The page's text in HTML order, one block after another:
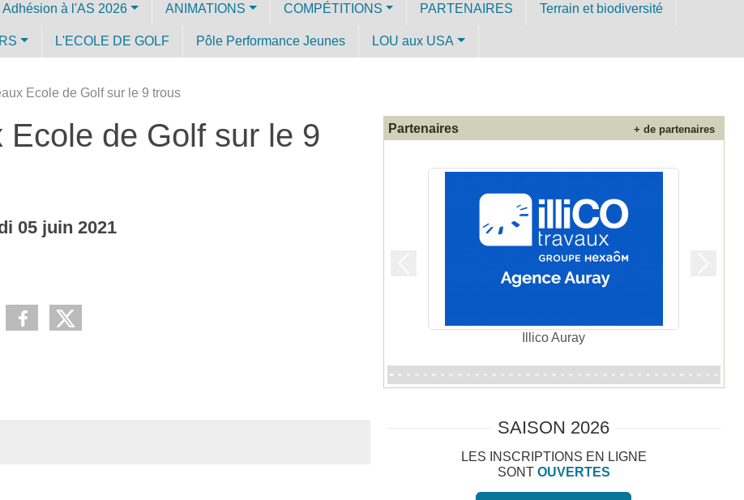
Licence et Adhésion à l'AS 2026 ANIMATIONS COMPÉTITIONS PARTENAIRES Terrain et biodiversité
L'ECOLE DE GOLF Pôle Performance Jeunes LOU aux USA
Ecole de Golf sur le 9 trous
de Golf sur le 9
05 juin 2021
Partenaires + de partenaires
SAISON 2026
LES INSCRIPTIONS EN LIGNE
SONT OUVERTES